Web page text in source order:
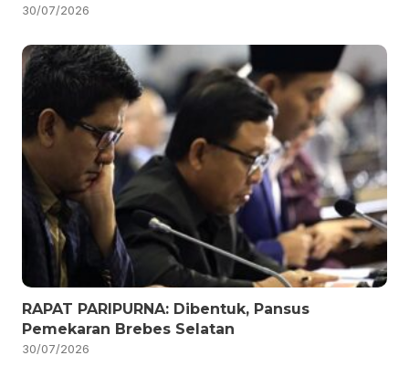
30/07/2026
RAPAT PARIPURNA: Dibentuk, Pansus
Pemekaran Brebes Selatan
30/07/2026